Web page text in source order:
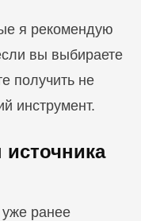
я рекомендую
вы выбираете
получить не
инструмент.
источника
ранее